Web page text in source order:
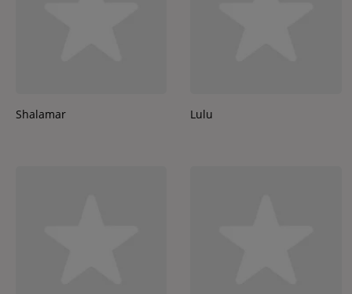
Shalamar Lulu